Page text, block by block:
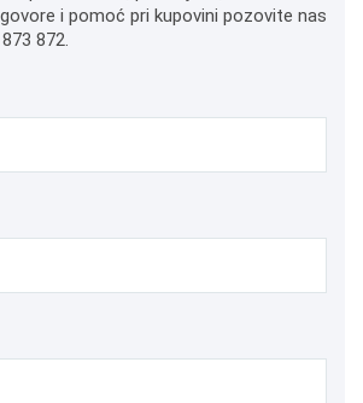
i pomoć pri kupovini pozovite nas
872.